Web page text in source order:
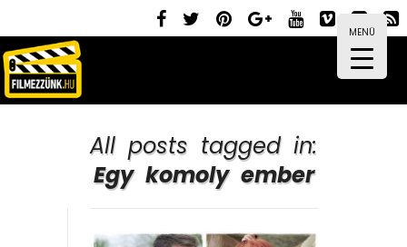
MENÜ
All posts tagged in:
Egy komoly ember